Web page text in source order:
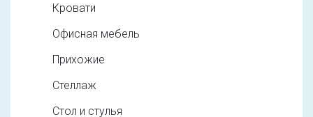
Кровати
Офисная мебель
Прихожие
Стеллаж
Стол и стулья